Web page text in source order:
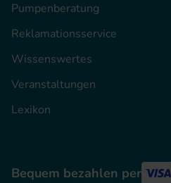
Pumpenberatung
Reklamationsservice
Wissenswertes
Veranstaltungen
Lexikon
Bequem bezahlen per